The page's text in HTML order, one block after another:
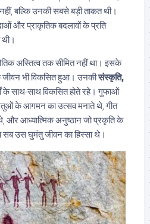
बल्कि उनकी सबसे बड़ी ताकत थी।
और प्राकृतिक बदलावों के प्रति
अस्तित्व तक सीमित नहीं था। इसके
जीवन भी विकसित हुआ। उनकीसंस्कृति,
के साथ-साथ विकसित होते रहे। गुफाओं
ऋतुओं के आगमन का उत्सव मनाते थे, गीत
और आध्यात्मिक अनुष्ठान जो प्रकृति के
सब उस घुमंतु जीवन का हिस्सा थे।